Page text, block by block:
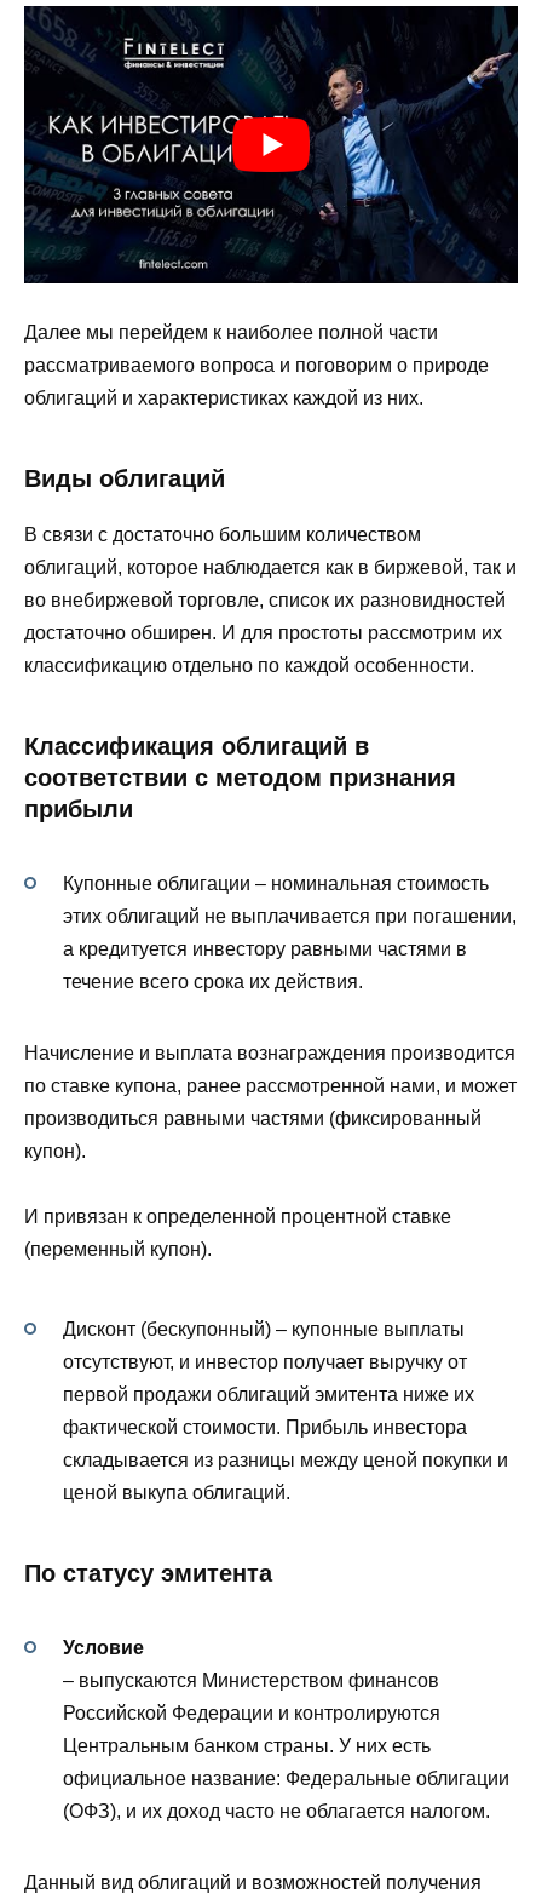
Далее мы перейдем к наиболее полной части
рассматриваемого вопроса и поговорим о природе
облигаций и характеристиках каждой из них.
Виды облигаций
В связи с достаточно большим количеством
облигаций, которое наблюдается как в биржевой, так и
во внебиржевой торговле, список их разновидностей
достаточно обширен. И для простоты рассмотрим их
классификацию отдельно по каждой особенности.
Классификация облигаций в
соответствии с методом признания
прибыли
Купонные облигации – номинальная стоимость
этих облигаций не выплачивается при погашении,
а кредитуется инвестору равными частями в
течение всего срока их действия.
Начисление и выплата вознаграждения производится
по ставке купона, ранее рассмотренной нами, и может
производиться равными частями (фиксированный
купон).
И привязан к определенной процентной ставке
(переменный купон).
Дисконт (бескупонный) – купонные выплаты
отсутствуют, и инвестор получает выручку от
первой продажи облигаций эмитента ниже их
фактической стоимости. Прибыль инвестора
складывается из разницы между ценой покупки и
ценой выкупа облигаций.
По статусу эмитента
Условие
– выпускаются Министерством финансов
Российской Федерации и контролируются
Центральным банком страны. У них есть
официальное название: Федеральные облигации
(ОФЗ), и их доход часто не облагается налогом.
Данный вид облигаций и возможностей получения